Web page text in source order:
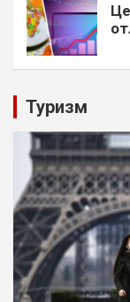
Туризм